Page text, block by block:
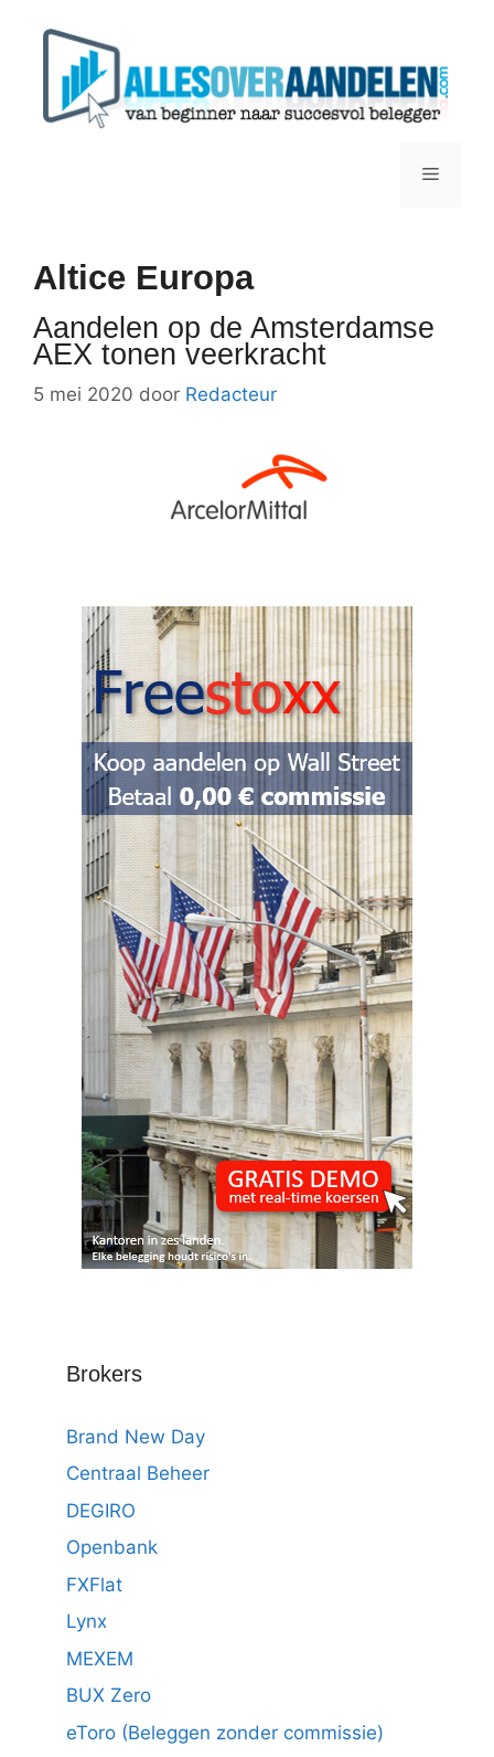
Menu
Altice Europa
Aandelen op de Amsterdamse
AEX tonen veerkracht
5 mei 2020 door Redacteur
Brokers
Brand New Day
Centraal Beheer
DEGIRO
Openbank
FXFlat
Lynx
MEXEM
BUX Zero
eToro (Beleggen zonder commissie)